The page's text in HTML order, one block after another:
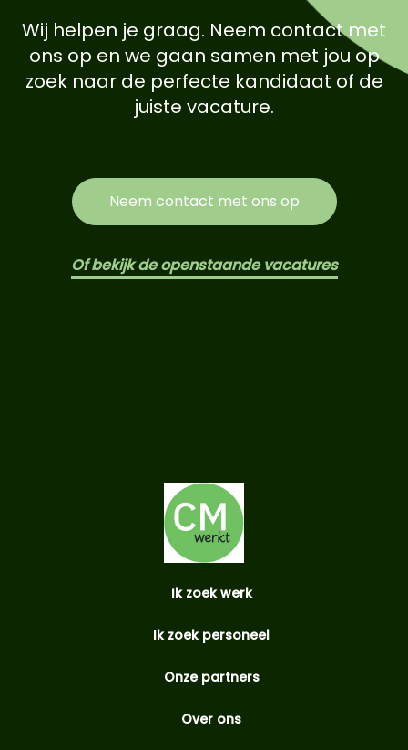
Wij helpen je graag. Neem contact met
ons op en we gaan samen met jou op
zoek naar de perfecte kandidaat of de
juiste vacature.
Neem contact met ons op
Of bekijk de openstaande vacatures
Ik zoek werk
Ik zoek personeel
Onze partners
Over ons